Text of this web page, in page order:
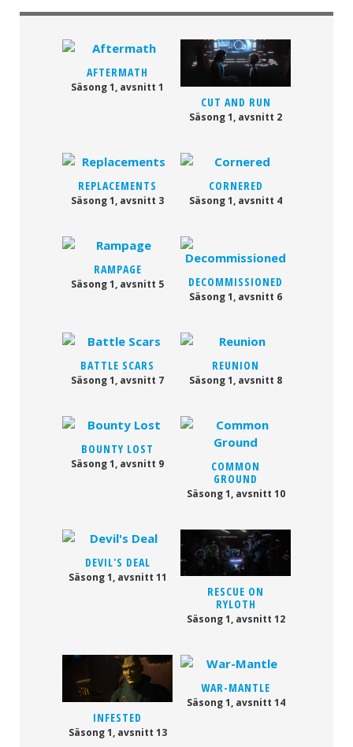
AFTERMATH
Säsong 1, avsnitt 1
CUT AND RUN
Säsong 1, avsnitt 2
REPLACEMENTS
Säsong 1, avsnitt 3
CORNERED
Säsong 1, avsnitt 4
RAMPAGE
Säsong 1, avsnitt 5 DECOMMISSIONED
Säsong 1, avsnitt 6
BATTLE SCARS
Säsong 1, avsnitt 7
REUNION
Säsong 1, avsnitt 8
BOUNTY LOST
Säsong 1, avsnitt 9
COMMON
GROUND
Säsong 1, avsnitt 10
DEVIL'S DEAL
Säsong 1, avsnitt 11
RESCUE ON
RYLOTH
Säsong 1, avsnitt 12
INFESTED
Säsong 1, avsnitt 13
WAR-MANTLE
Säsong 1, avsnitt 14